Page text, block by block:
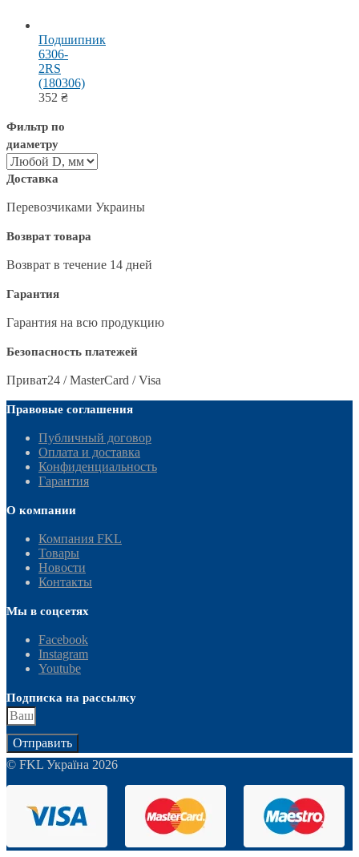
Подшипник
6306-
2RS
(180306)
352 ₴
Фильтр по
диаметру
Доставка
Перевозчиками Украины
Возврат товара
Возврат в течение 14 дней
Гарантия
Гарантия на всю продукцию
Безопасность платежей
Приват24 / MasterCard / Visa
Правовые соглашения
Публичный договор
Оплата и доставка
Конфиденциальность
Гарантия
О компании
Компания FKL
Товары
Новости
Контакты
Мы в соцсетях
Facebook
Instagram
Youtube
Подписка на рассылку
Отправить
© FKL Україна 2026